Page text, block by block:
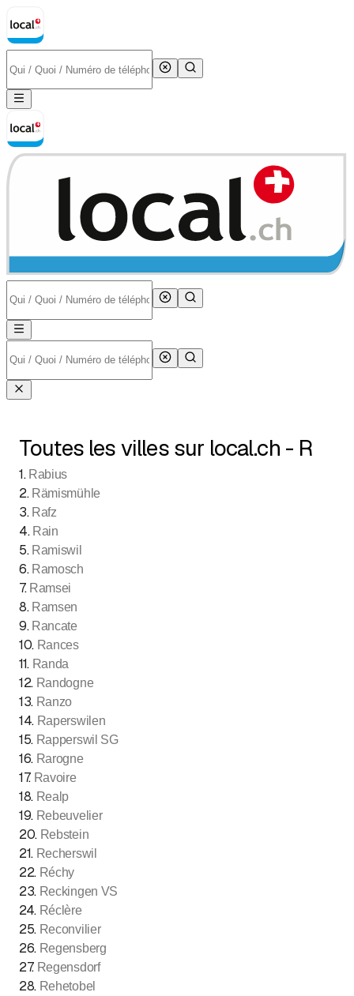
Toutes les villes sur local.ch - R
1. Rabius
2. Rämismühle
3. Rafz
4. Rain
5. Ramiswil
6. Ramosch
7. Ramsei
8. Ramsen
9. Rancate
10. Rances
11. Randa
12. Randogne
13. Ranzo
14. Raperswilen
15. Rapperswil SG
16. Rarogne
17. Ravoire
18. Realp
19. Rebeuvelier
20. Rebstein
21. Recherswil
22. Réchy
23. Reckingen VS
24. Réclère
25. Reconvilier
26. Regensberg
27. Regensdorf
28. Rehetobel